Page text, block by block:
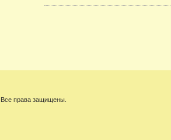
права защищены.